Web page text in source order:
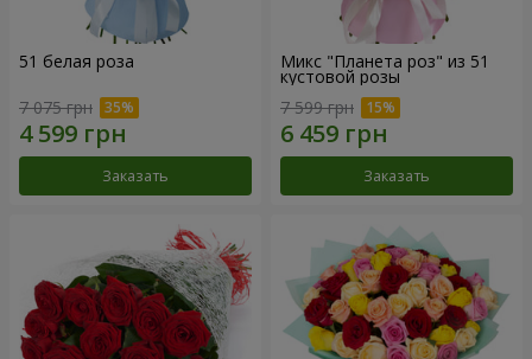
51 белая роза
7 075 грн
Заказать
Микс "Планета роз" из 51
кустовой розы
7 599 грн
Заказать